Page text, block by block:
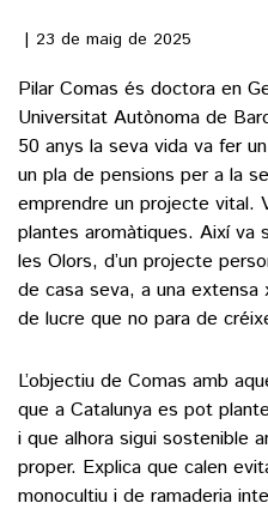
ARTS
23 de maig de 2025
Pilar Comas és doctora en
Universitat Autònoma de
50 anys la seva vida va fer
un pla de pensions per a la
emprendre un projecte vital.
plantes aromàtiques. Així va
les Olors, d’un projecte
de casa seva, a una extensa
de lucre que no para de
L’objectiu de Comas amb
que a Catalunya es pot
i que alhora sigui sostenible
proper. Explica que calen
monocultiu i de ramaderia